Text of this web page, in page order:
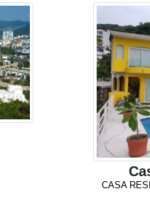
CASA